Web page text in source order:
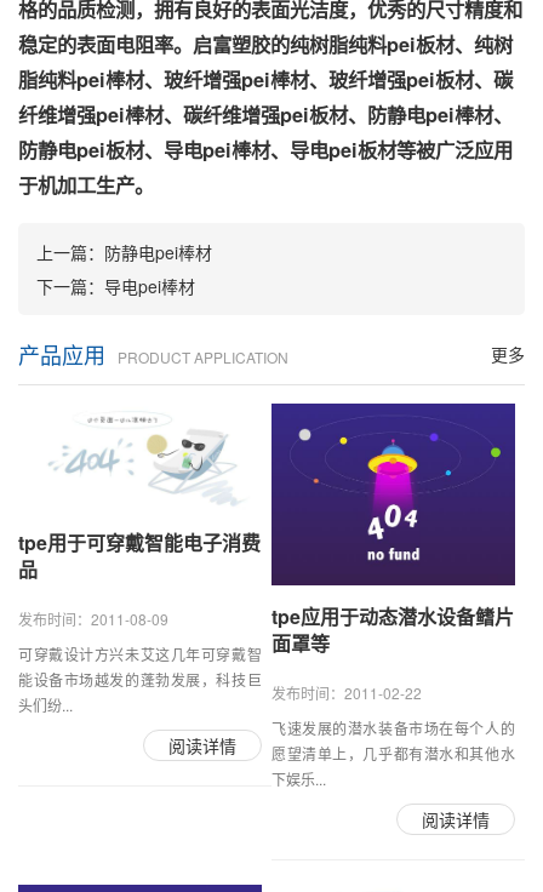
格的品质检测，拥有良好的表面光洁度，优秀的尺寸精度和
稳定的表面电阻率。启富塑胶的纯树脂纯料pei板材、纯树
脂纯料pei棒材、玻纤增强pei棒材、玻纤增强pei板材、碳
纤维增强pei棒材、碳纤维增强pei板材、防静电pei棒材、
防静电pei板材、导电pei棒材、导电pei板材等被广泛应用
于机加工生产。
上一篇： 防静电pei棒材
下一篇： 导电pei棒材
更多
产品应用 PRODUCT APPLICATION
tpe用于可穿戴智能电子消费
品
发布时间：2011-08-09
可穿戴设计方兴未艾这几年可穿戴智
能设备市场越发的蓬勃发展，科技巨
头们纷...
阅读详情
tpe应用于动态潜水设备鳍片
面罩等
发布时间：2011-02-22
飞速发展的潜水装备市场在每个人的
愿望清单上，几乎都有潜水和其他水
下娱乐...
阅读详情